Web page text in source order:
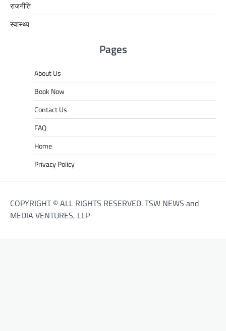
राजनीति
स्वास्थ्य
Pages
About Us
Book Now
Contact Us
FAQ
Home
Privacy Policy
COPYRIGHT © ALL RIGHTS RESERVED. TSW NEWS and
MEDIA VENTURES, LLP